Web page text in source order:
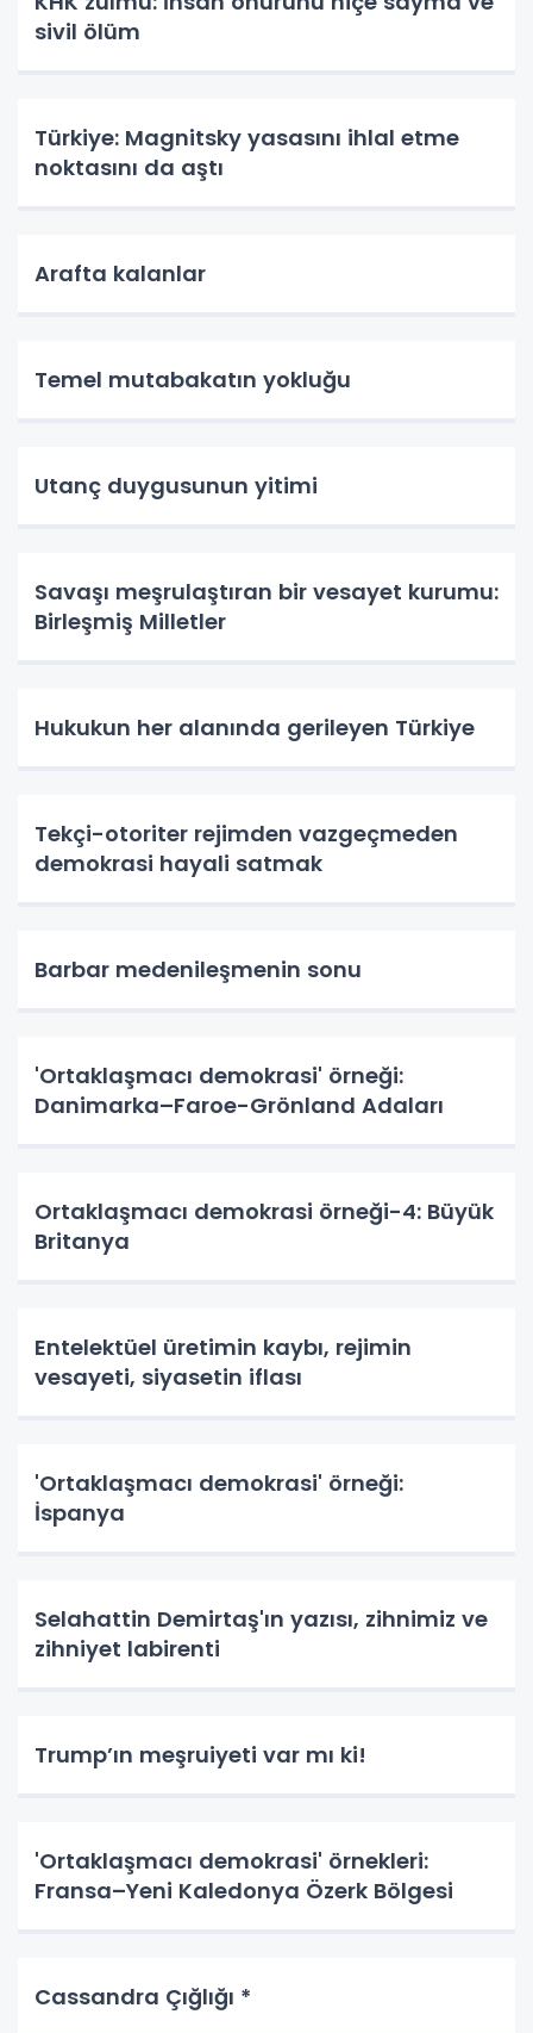
sivil ölüm
Türkiye: Magnitsky yasasını ihlal etme
noktasını da aştı
Arafta kalanlar
Temel mutabakatın yokluğu
Utanç duygusunun yitimi
Savaşı meşrulaştıran bir vesayet kurumu:
Birleşmiş Milletler
Hukukun her alanında gerileyen Türkiye
Tekçi-otoriter rejimden vazgeçmeden
demokrasi hayali satmak
Barbar medenileşmenin sonu
'Ortaklaşmacı demokrasi' örneği:
Danimarka–Faroe-Grönland Adaları
Ortaklaşmacı demokrasi örneği-4: Büyük
Britanya
Entelektüel üretimin kaybı, rejimin
vesayeti, siyasetin iflası
'Ortaklaşmacı demokrasi' örneği:
İspanya
Selahattin Demirtaş'ın yazısı, zihnimiz ve
zihniyet labirenti
Trump’ın meşruiyeti var mı ki!
'Ortaklaşmacı demokrasi' örnekleri:
Fransa–Yeni Kaledonya Özerk Bölgesi
Cassandra Çığlığı *